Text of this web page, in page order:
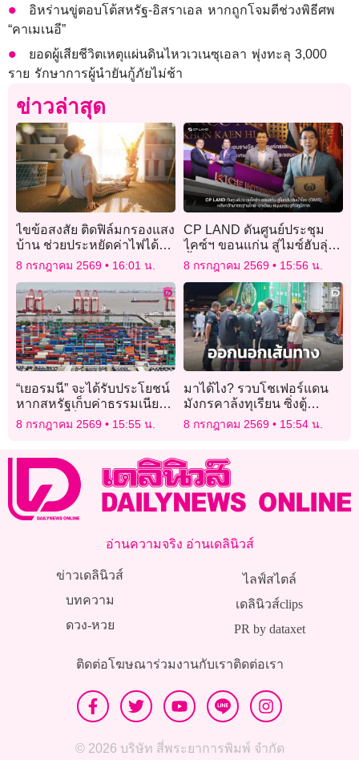
อิหร่านขู่ตอบโต้สหรัฐ-อิสราเอล หากถูกโจมตีช่วงพิธีศพ
“คาเมเนอี”
ยอดผู้เสียชีวิตเหตุแผ่นดินไหวเวเนซุเอลา พุ่งทะลุ 3,000
ราย รักษาการผู้นำยันกู้ภัยไม่ช้า
ข่าวล่าสุด
ไขข้อสงสัย ติดฟิล์มกรองแสง
บ้าน ช่วยประหยัดค่าไฟได้
จริงไหม
8 กรกฎาคม 2569 16:01 น.
CP LAND ดันศูนย์ประชุม
ไคซ์ฯ ขอนแก่น สู่ไมซ์ฮับลุ่ม
น้ำโขง(GMS) หลังคว้า
มาตรฐานไทย–อาเซียน หนุน
เศรษฐกิจภูมิภาค
8 กรกฎาคม 2569 15:56 น.
“เยอรมนี” จะได้รับประโยชน์
หากสหรัฐเก็บค่าธรรมเนียม
เรือสินค้าที่ประกอบในจีน
8 กรกฎาคม 2569 15:55 น.
มาได้ไง? รวบโชเฟอร์แดน
มังกรคาล้งทุเรียน ซิ่งตู้
คอนเทนเนอร์ออกนอกเส้น
8 กรกฎาคม 2569 15:54 น.
อ่านความจริง อ่านเดลินิวส์
ข่าวเดลินิวส์
บทความ
ดวง-หวย
ไลฟ์สไตล์
เดลินิวส์clips
PR by dataxet
ติดต่อโฆษณาร่วมงานกับเราติดต่อเรา
© 2026 บริษัท สี่พระยาการพิมพ์ จำกัด